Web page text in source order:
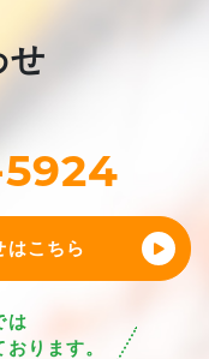
せ
はこちら
は
ります。